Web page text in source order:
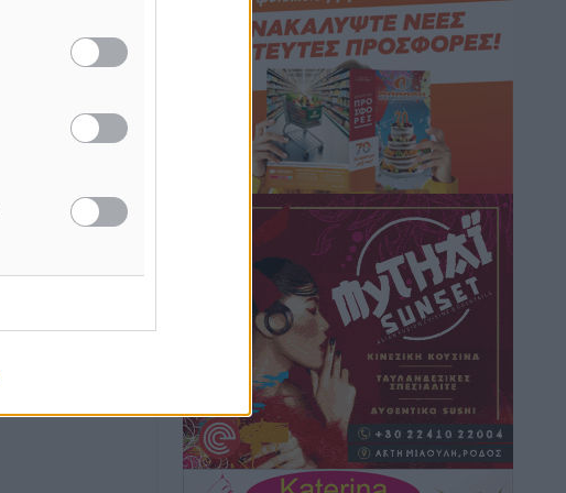
καιρικά φαινόμενα δεν υπάρχουν
περιθώρια εφησυχασμού
πριν 4 ώρες
Στον Άγιο Νικόλαο Χάλκης ανοίγει
ξανά το ανανεωμένο εκκλησιαστικό
μουσείο από τη Λέσχη Lions Χάλκης
Τοπικές Ειδήσεις• πριν 5 ώρες
Ρόδος: «Βουλιάζει» από τουρίστες –
Πάνω από 1 εκατ. επιβάτες και 55
κρουαζιερόπλοια
Τοπικές Ειδήσεις πριν 5 ώρες
Γ’ Εθνική Κατηγορία: Οι ημερομηνίες
των αγωνιστικών της κανονικής
περιόδου
Αθλητικά• πριν 10 ώρες